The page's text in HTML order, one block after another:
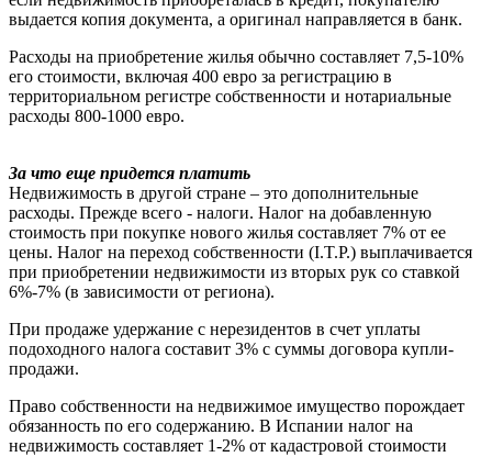
выдается копия документа, а оригинал направляется в банк.
Расходы на приобретение жилья обычно составляет 7,5-10%
его стоимости, включая 400 евро за регистрацию в
территориальном регистре собственности и нотариальные
расходы 800-1000 евро.
За что еще придется платить
Недвижимость в другой стране – это дополнительные
расходы. Прежде всего - налоги. Налог на добавленную
стоимость при покупке нового жилья составляет 7% от ее
цены. Налог на переход собственности (I.T.P.) выплачивается
при приобретении недвижимости из вторых рук со ставкой
6%-7% (в зависимости от региона).
При продаже удержание с нерезидентов в счет уплаты
подоходного налога составит 3% с суммы договора купли-
продажи.
Право собственности на недвижимое имущество порождает
обязанность по его содержанию. В Испании налог на
недвижимость составляет 1-2% от кадастровой стоимости